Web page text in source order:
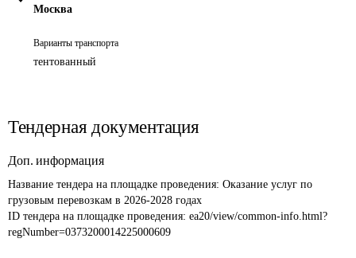
Москва
Варианты транспорта
тентованный
Тендерная документация
Доп. информация
Название тендера на площадке проведения: Оказание услуг по
грузовым перевозкам в 2026-2028 годах
ID тендера на площадке проведения: ea20/view/common-info.html?
regNumber=0373200014225000609